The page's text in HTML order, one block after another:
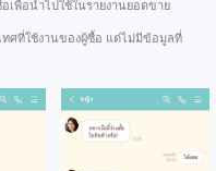
เพื่อนำไปใช้ในรายงานยอดขาย
ศที่ใช้งานของผู้ซื้อ แต่ไม่มีข้อมูลที่